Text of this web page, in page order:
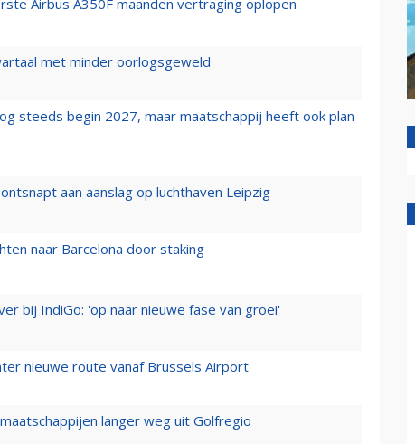
Airbus A350F maanden vertraging oplopen
met minder oorlogsgeweld
steeds begin 2027, maar maatschappij heeft ook plan
aan aanslag op luchthaven Leipzig
naar Barcelona door staking
bij IndiGo: 'op naar nieuwe fase van groei'
nieuwe route vanaf Brussels Airport
langer weg uit Golfregio